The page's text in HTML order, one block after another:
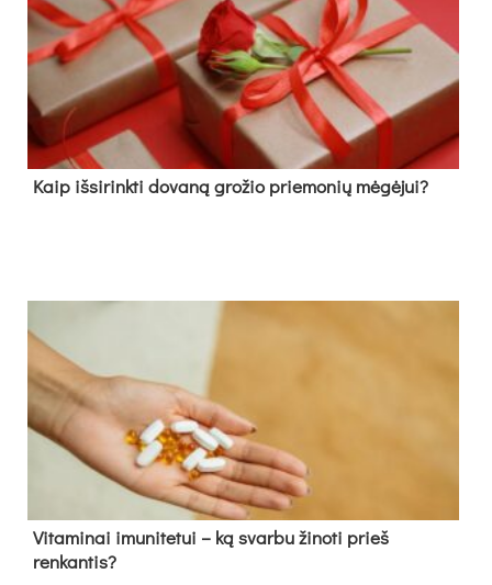
Kaip išsirinkti dovaną grožio priemonių mėgėjui?
Vitaminai imunitetui – ką svarbu žinoti prieš
renkantis?